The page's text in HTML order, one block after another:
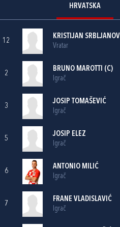
HRVATSKA
12
KRISTIJAN
Vratar
2
BRUNO MAROTTI (C)
Igrač
3
JOSIP TOMAŠEVIĆ
Igrač
5
JOSIP ELEZ
Igrač
6
ANTONIO MILIĆ
Igrač
7
FRANE VLADISLAVIĆ
Igrač